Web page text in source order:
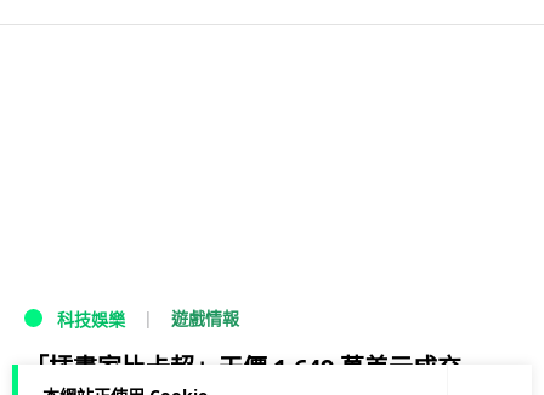
科技娛樂 遊戲情報
「插畫家比卡超」天價 1,649 萬美元成交